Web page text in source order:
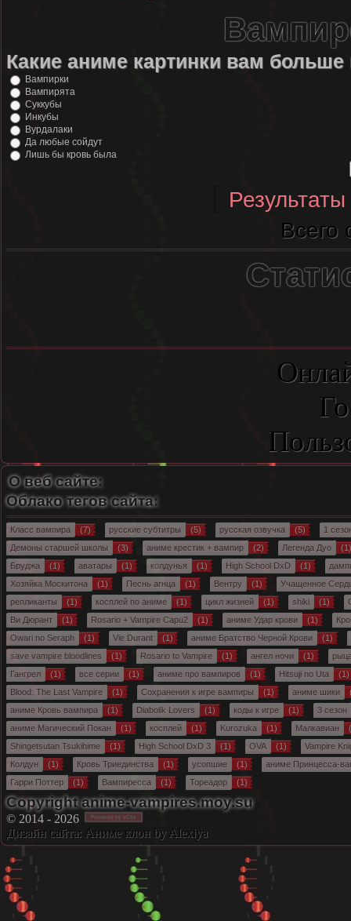
Какие аниме картинки вам больше
Вампирки
Вампирята
Суккубы
Инкубы
Вурдалаки
Да любые сойдут
Лишь бы кровь была
Результаты
Всего
О веб сайте:
Облако тегов сайта:
Класс вампира (7) русские субтитры (5) русская озвучка (5)
1
Демоны старшей школы
(3) аниме крестик + вампир (2) Легенда Дуо
(1)
Бруджа
(1) аватары (1) колдунья (1) High School DxD (1)
Хозяйка Москитона
(1) Песнь агнца (1) Вентру (1)
Учащенное
репликанты
(1) косплей по аниме (1) цикл жизней (1) shiki (1)
Ви Дюрант
(1) Rosario + Vampire Capu2 (1) аниме Удар крови (1)
Owari no Seraph
(1) Vie Durant (1) аниме Братство Черной Крови
(1)
save vampire bloodlines
(1) Rosario to Vampire (1) ангел ночи (1)
Гангрел
(1) все серии (1) аниме про вампиров (1) Hitsuji no Uta
(1)
Blood: The Last Vampire
(1) Сохранения к игре вампиры (1) аниме шики
аниме Кровь вампира
(1) Diabolik Lovers (1) коды к игре (1)
3 сезон
аниме Магический Покан
(1) косплей (1) Kurozuka (1) Малкавиан
Shingetsutan Tsukihime
(1) High School DxD 3 (1) OVA (1)
Vampire
Колдун
(1) Кровь Триединства (1) усопшие (1)
аниме Принцесса-
Гарри Поттер
(1) Вампиресса (1) Тореадор (1)
Copyright anime-vampires.moy.su
© 2014 - 2026
Дизайн сайта: Аниме клон by Alexiya